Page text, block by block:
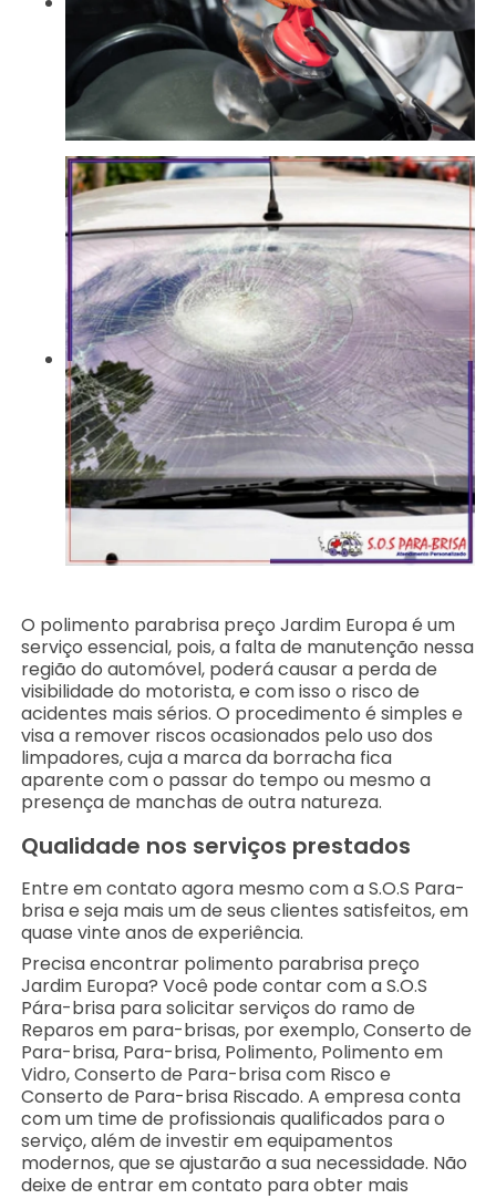
O polimento parabrisa preço Jardim Europa é um
serviço essencial, pois, a falta de manutenção nessa
região do automóvel, poderá causar a perda de
visibilidade do motorista, e com isso o risco de
acidentes mais sérios. O procedimento é simples e
visa a remover riscos ocasionados pelo uso dos
limpadores, cuja a marca da borracha fica
aparente com o passar do tempo ou mesmo a
presença de manchas de outra natureza.
Qualidade nos serviços prestados
Entre em contato agora mesmo com a S.O.S Para-
brisa e seja mais um de seus clientes satisfeitos, em
quase vinte anos de experiência.
Precisa encontrar polimento parabrisa preço
Jardim Europa? Você pode contar com a S.O.S
Pára-brisa para solicitar serviços do ramo de
Reparos em para-brisas, por exemplo, Conserto de
Para-brisa, Para-brisa, Polimento, Polimento em
Vidro, Conserto de Para-brisa com Risco e
Conserto de Para-brisa Riscado. A empresa conta
com um time de profissionais qualificados para o
serviço, além de investir em equipamentos
modernos, que se ajustarão a sua necessidade. Não
deixe de entrar em contato para obter mais